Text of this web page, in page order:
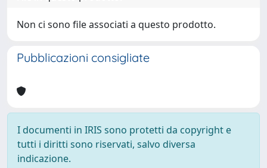
Non ci sono file associati a questo prodotto.
Pubblicazioni consigliate
I documenti in IRIS sono protetti da copyright e
tutti i diritti sono riservati, salvo diversa
indicazione.